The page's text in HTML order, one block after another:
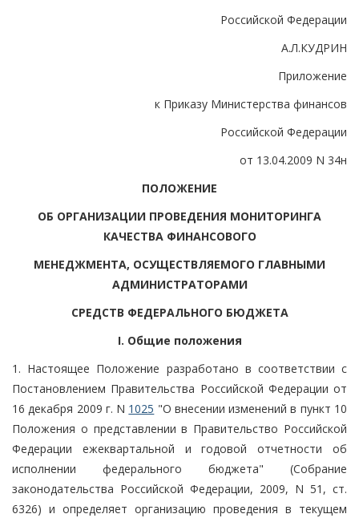
Российской Федерации
А.Л.КУДРИН
Приложение
к Приказу Министерства финансов
Российской Федерации
от 13.04.2009 N 34н
ПОЛОЖЕНИЕ
ОБ ОРГАНИЗАЦИИ ПРОВЕДЕНИЯ МОНИТОРИНГА
КАЧЕСТВА ФИНАНСОВОГО
МЕНЕДЖМЕНТА, ОСУЩЕСТВЛЯЕМОГО ГЛАВНЫМИ
АДМИНИСТРАТОРАМИ
СРЕДСТВ ФЕДЕРАЛЬНОГО БЮДЖЕТА
I. Общие положения
1. Настоящее Положение разработано в соответствии с
Постановлением Правительства Российской Федерации от
16 декабря 2009 г. N 1025 "О внесении изменений в пункт 10
Положения о представлении в Правительство Российской
Федерации ежеквартальной и годовой отчетности об
исполнении федерального бюджета" (Собрание
законодательства Российской Федерации, 2009, N 51, ст.
6326) и определяет организацию проведения в текущем